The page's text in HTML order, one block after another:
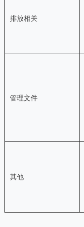
排放相关
管理文件
其他